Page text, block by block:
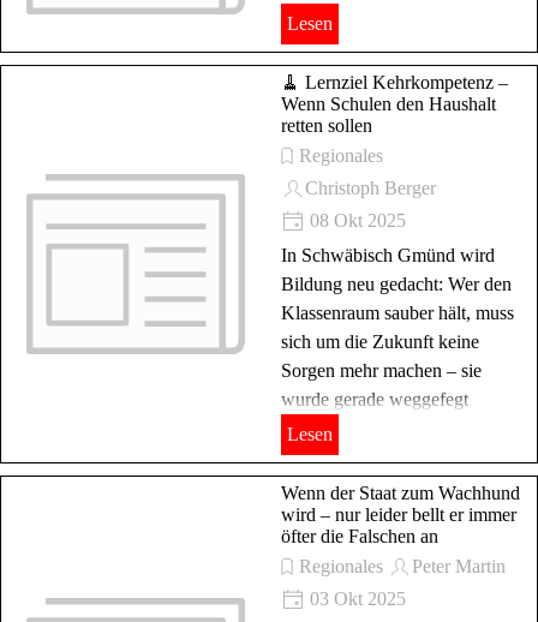
Lesen
🧹 Lernziel Kehrkompetenz –
Wenn Schulen den Haushalt
retten sollen
Regionales
Christoph Berger
08 Okt 2025
In Schwäbisch Gmünd wird
Bildung neu gedacht: Wer den
Klassenraum sauber hält, muss
sich um die Zukunft keine
Sorgen mehr machen – sie
wurde gerade weggefegt
Lesen
Wenn der Staat zum Wachhund
wird – nur leider bellt er immer
öfter die Falschen an
Regionales
Peter Martin
03 Okt 2025